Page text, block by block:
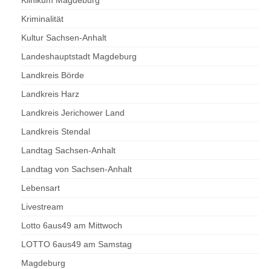
Kriminalität
Kultur Sachsen-Anhalt
Landeshauptstadt Magdeburg
Landkreis Börde
Landkreis Harz
Landkreis Jerichower Land
Landkreis Stendal
Landtag Sachsen-Anhalt
Landtag von Sachsen-Anhalt
Lebensart
Livestream
Lotto 6aus49 am Mittwoch
LOTTO 6aus49 am Samstag
Magdeburg